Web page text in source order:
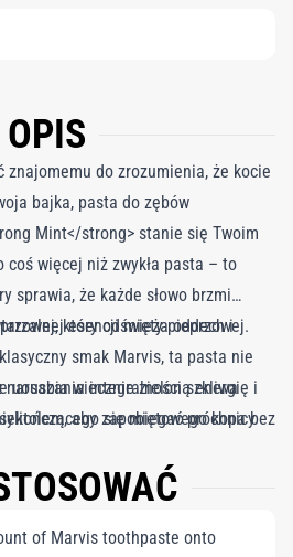
OPIS
do zrozumienia, że kocie
bajka, pasta do zębów
Mint</strong> stanie się Twoim
coś więcej niż zwykła pasta – to
sprawia, że każde słowo brzmi
esencji mięty pieprzowej.
smak Marvis, ta pasta nie
uosabia wiecznie zieloną energię i
się miętowego kopa bez
mieszanką pudrów
dokładne oczyszczenie, nie
krok dalej niż ikoniczny smak,
który odświeża oddech i
naruszania integralności szkliwa
aby zapobiegać próchnicy
of Marvis toothpaste onto